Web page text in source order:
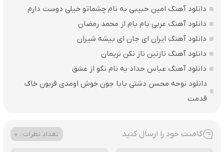
دانلود آهنگ امین حبیبی به نام چشماتو خیلی دوست دارم
دانلود آهنگ عربی بام بام از محمد رمضان
دانلود آهنگ ایران ای جان ای بیشه شیران
دانلود آهنگ نازنین ناز نکن نریمان
دانلود آهنگ عباس حداد به نام نگو از عشق
دانلود نوحه محسن دشتی بابا جون خوش اومدی قربون خاک
قدمت
کامنت خود را ارسال کنید تعداد نظرات : 0